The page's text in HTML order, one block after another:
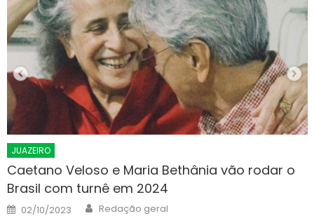
JUAZEIRO
Caetano Veloso e Maria Bethânia vão rodar o
Brasil com turnê em 2024
Posted
on
02/10/2023 Author
Redação geral